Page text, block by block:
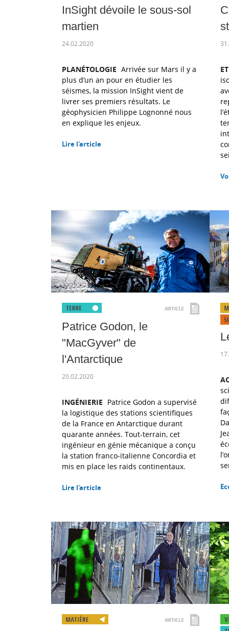
InSight dévoile le sous-sol
martien
24.02.2020
PLANÉTOLOGIE Arrivée sur Mars il y a
plus d’un an pour en étudier les
séismes, la mission InSight vient de
livrer ses premiers résultats. Le
géophysicien Philippe Lognonné nous
en explique les enjeux.
Lire l'article
Patrice Godon, le
"MacGyver" de
l'Antarctique
20.02.2020
INGÉNIERIE Patrice Godon a supervisé
la logistique des stations scientifiques
de la France en Antarctique durant
quarante années. Tout-terrain, cet
ingénieur en génie mécanique a conçu
la station franco-italienne Concordia et
mis en place les raids continentaux.
Lire l'article